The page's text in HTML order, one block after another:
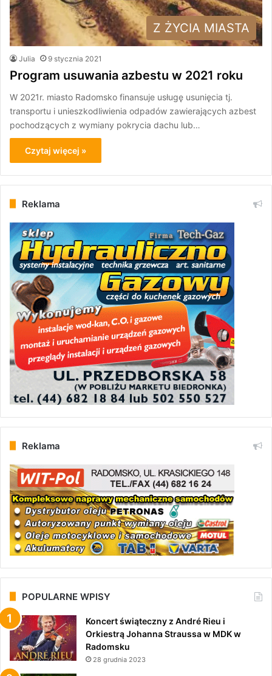
Z ŻYCIA MIASTA
Julia 9 stycznia 2021
Program usuwania azbestu w 2021 roku
W 2021r. miasto Radomsko finansuje usługę usunięcia tj.
transportu i unieszkodliwienia odpadów zawierających azbest
pochodzących z wymiany pokrycia dachu lub…
Czytaj więcej »
Reklama
Reklama
POPULARNE WPISY
Koncert świąteczny z André Rieu i
Orkiestrą Johanna Straussa w MDK w
Radomsku
28 grudnia 2023